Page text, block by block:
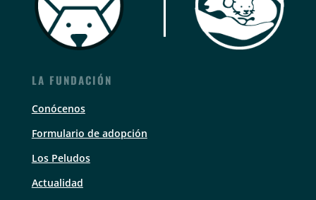
LA FUNDACIÓN
Conócenos
Formulario de adopción
Los Peludos
Actualidad